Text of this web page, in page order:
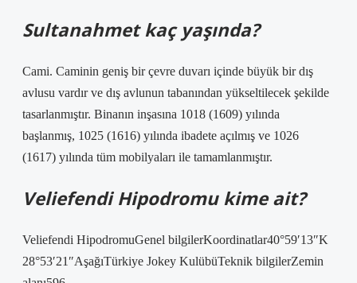
Sultanahmet kaç yaşında?
Cami. Caminin geniş bir çevre duvarı içinde büyük bir dış
avlusu vardır ve dış avlunun tabanından yükseltilecek şekilde
tasarlanmıştır. Binanın inşasına 1018 (1609) yılında
başlanmış, 1025 (1616) yılında ibadete açılmış ve 1026
(1617) yılında tüm mobilyaları ile tamamlanmıştır.
Veliefendi Hipodromu kime ait?
Veliefendi HipodromuGenel bilgilerKoordinatlar40°59′13″K
28°53′21″AşağıTürkiye Jokey KulübüTeknik bilgilerZemin